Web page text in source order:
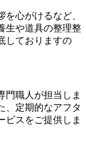
心がけるなど、
生や道具の整理整
しておりますの
門職人が担当しま
、定期的なアフタ
ビスをご提供しま